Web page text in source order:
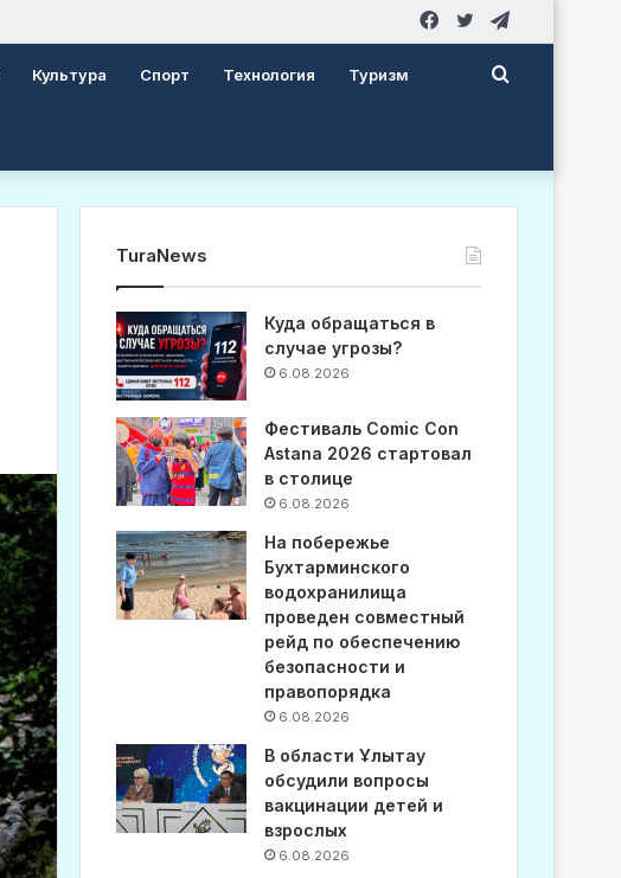
Twitter
Facebook
Культура Спорт Технология Туризм Search
TuraNews
Куда обращаться в
случае угрозы?
6.08.2026
Фестиваль Comic Con
Astana 2026 стартовал
в столице
6.08.2026
На побережье
Бухтарминского
водохранилища
проведен совместный
рейд по обеспечению
безопасности и
правопорядка
6.08.2026
В области Ұлытау
обсудили вопросы
вакцинации детей и
взрослых
6.08.2026